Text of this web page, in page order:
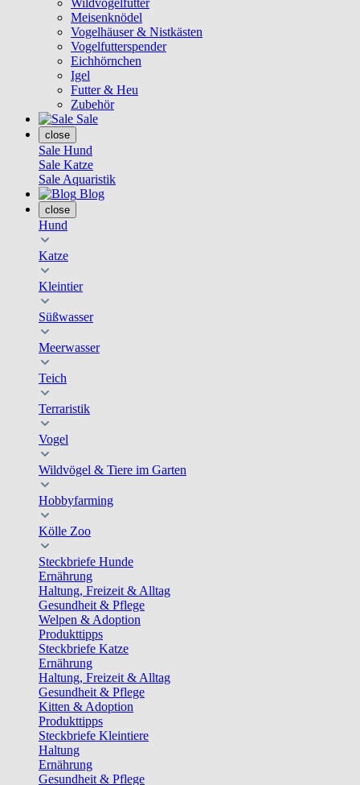
Wildvogelfutter
Meisenknödel
Vogelhäuser & Nistkästen
Vogelfutterspender
Eichhörnchen
Igel
Futter & Heu
Zubehör
Sale
close
Sale Hund
Sale Katze
Sale Aquaristik
Blog
close
Hund
Katze
Kleintier
Süßwasser
Meerwasser
Teich
Terraristik
Vogel
Wildvögel & Tiere im Garten
Hobbyfarming
Kölle Zoo
Steckbriefe Hunde
Ernährung
Haltung, Freizeit & Alltag
Gesundheit & Pflege
Welpen & Adoption
Produkttipps
Steckbriefe Katze
Ernährung
Haltung, Freizeit & Alltag
Gesundheit & Pflege
Kitten & Adoption
Produkttipps
Steckbriefe Kleintiere
Haltung
Ernährung
Gesundheit & Pflege